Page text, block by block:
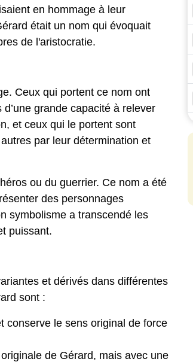
en hommage à leur
était un nom qui évoquait
de l'aristocratie.
Ceux qui portent ce nom ont
grande capacité à relever
et ceux qui le portent sont
par leur détermination et
ou du guerrier. Ce nom a été
des personnages
symbolisme a transcendé les
puissant.
et dérivés dans différentes
sont :
conserve le sens original de force
de Gérard, mais avec une